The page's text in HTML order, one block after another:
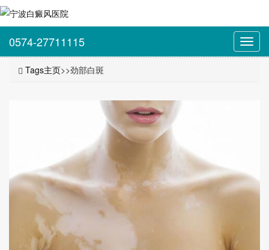
0574-27711115
Tags主页>>劲部白斑